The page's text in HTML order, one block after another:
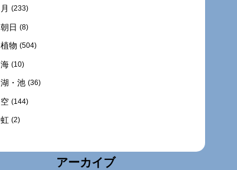
月 (233)
朝日 (8)
植物 (504)
海 (10)
湖・池 (36)
空 (144)
虹 (2)
アーカイブ